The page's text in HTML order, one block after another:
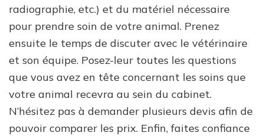
radiographie, etc.) et du matériel nécessaire
pour prendre soin de votre animal. Prenez
ensuite le temps de discuter avec le vétérinaire
et son équipe. Posez-leur toutes les questions
que vous avez en tête concernant les soins que
votre animal recevra au sein du cabinet.
N’hésitez pas à demander plusieurs devis afin de
pouvoir comparer les prix. Enfin, faites confiance